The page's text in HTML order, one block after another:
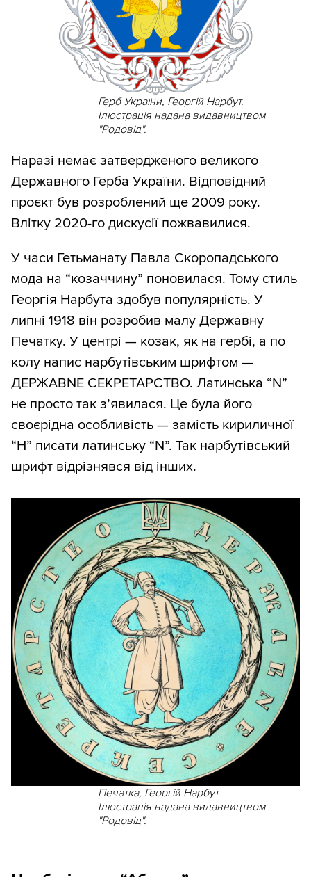
Герб України, Георгій Нарбут.
Ілюстрація надана видавництвом
"Родовід".
Наразі немає затвердженого великого
Державного Герба України. Відповідний
проєкт був розроблений ще 2009 року.
Влітку 2020-го дискусії пожвавилися.
У часи Гетьманату Павла Скоропадського
мода на “козаччину” поновилася. Тому стиль
Георгія Нарбута здобув популярність. У
липні 1918 він розробив малу Державну
Печатку. У центрі — козак, як на гербі, а по
колу напис нарбутівським шрифтом —
ДЕРЖАВNЕ СЕКРЕТАРСТВО. Латинська “N”
не просто так з’явилася. Це була його
своєрідна особливість — замість кириличної
“Н” писати латинську “N”. Так нарбутівський
шрифт відрізнявся від інших.
Печатка, Георгій Нарбут.
Ілюстрація надана видавництвом
"Родовід".